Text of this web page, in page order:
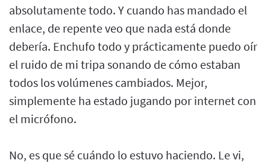
absolutamente todo. Y cuando has mandado el
enlace, de repente veo que nada está donde
debería. Enchufo todo y prácticamente puedo oír
el ruido de mi tripa sonando de cómo estaban
todos los volúmenes cambiados. Mejor,
simplemente ha estado jugando por internet con
el micrófono.
No, es que sé cuándo lo estuvo haciendo. Le vi,